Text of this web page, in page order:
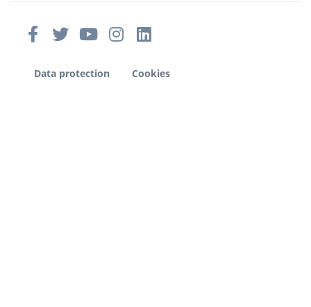
Data protection Cookies